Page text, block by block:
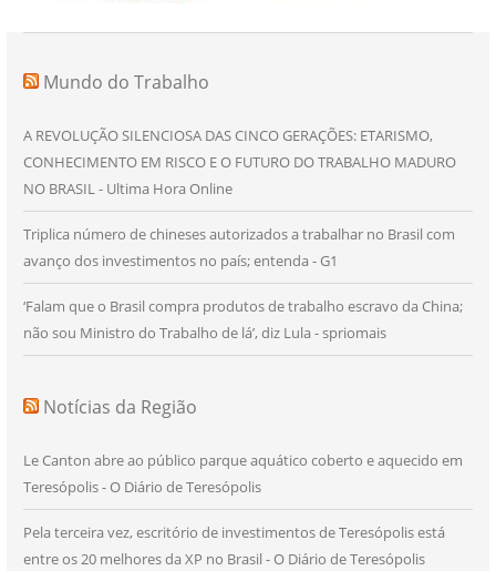
Mundo do Trabalho
A REVOLUÇÃO SILENCIOSA DAS CINCO GERAÇÕES: ETARISMO,
CONHECIMENTO EM RISCO E O FUTURO DO TRABALHO MADURO
NO BRASIL - Ultima Hora Online
Triplica número de chineses autorizados a trabalhar no Brasil com
avanço dos investimentos no país; entenda - G1
‘Falam que o Brasil compra produtos de trabalho escravo da China;
não sou Ministro do Trabalho de lá’, diz Lula - spriomais
Notícias da Região
Le Canton abre ao público parque aquático coberto e aquecido em
Teresópolis - O Diário de Teresópolis
Pela terceira vez, escritório de investimentos de Teresópolis está
entre os 20 melhores da XP no Brasil - O Diário de Teresópolis